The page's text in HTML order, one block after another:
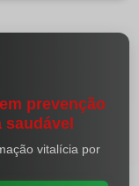
prevenção
vitalícia por